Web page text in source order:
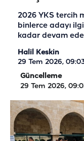
2026 YKS tercih
binlerce adayı
kadar devam
Halil Keskin
29 Tem 2026,
Güncelleme
29 Tem 2026,